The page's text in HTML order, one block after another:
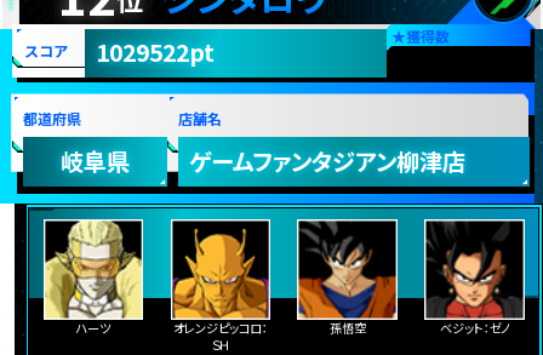
★獲得数
スコア 1029522pt
都道府県
岐阜県
店舗名
ゲームファンタジアン柳津店
ハーツ
オレンジピッコロ：
ＳＨ
孫悟空 ベジット：ゼノ